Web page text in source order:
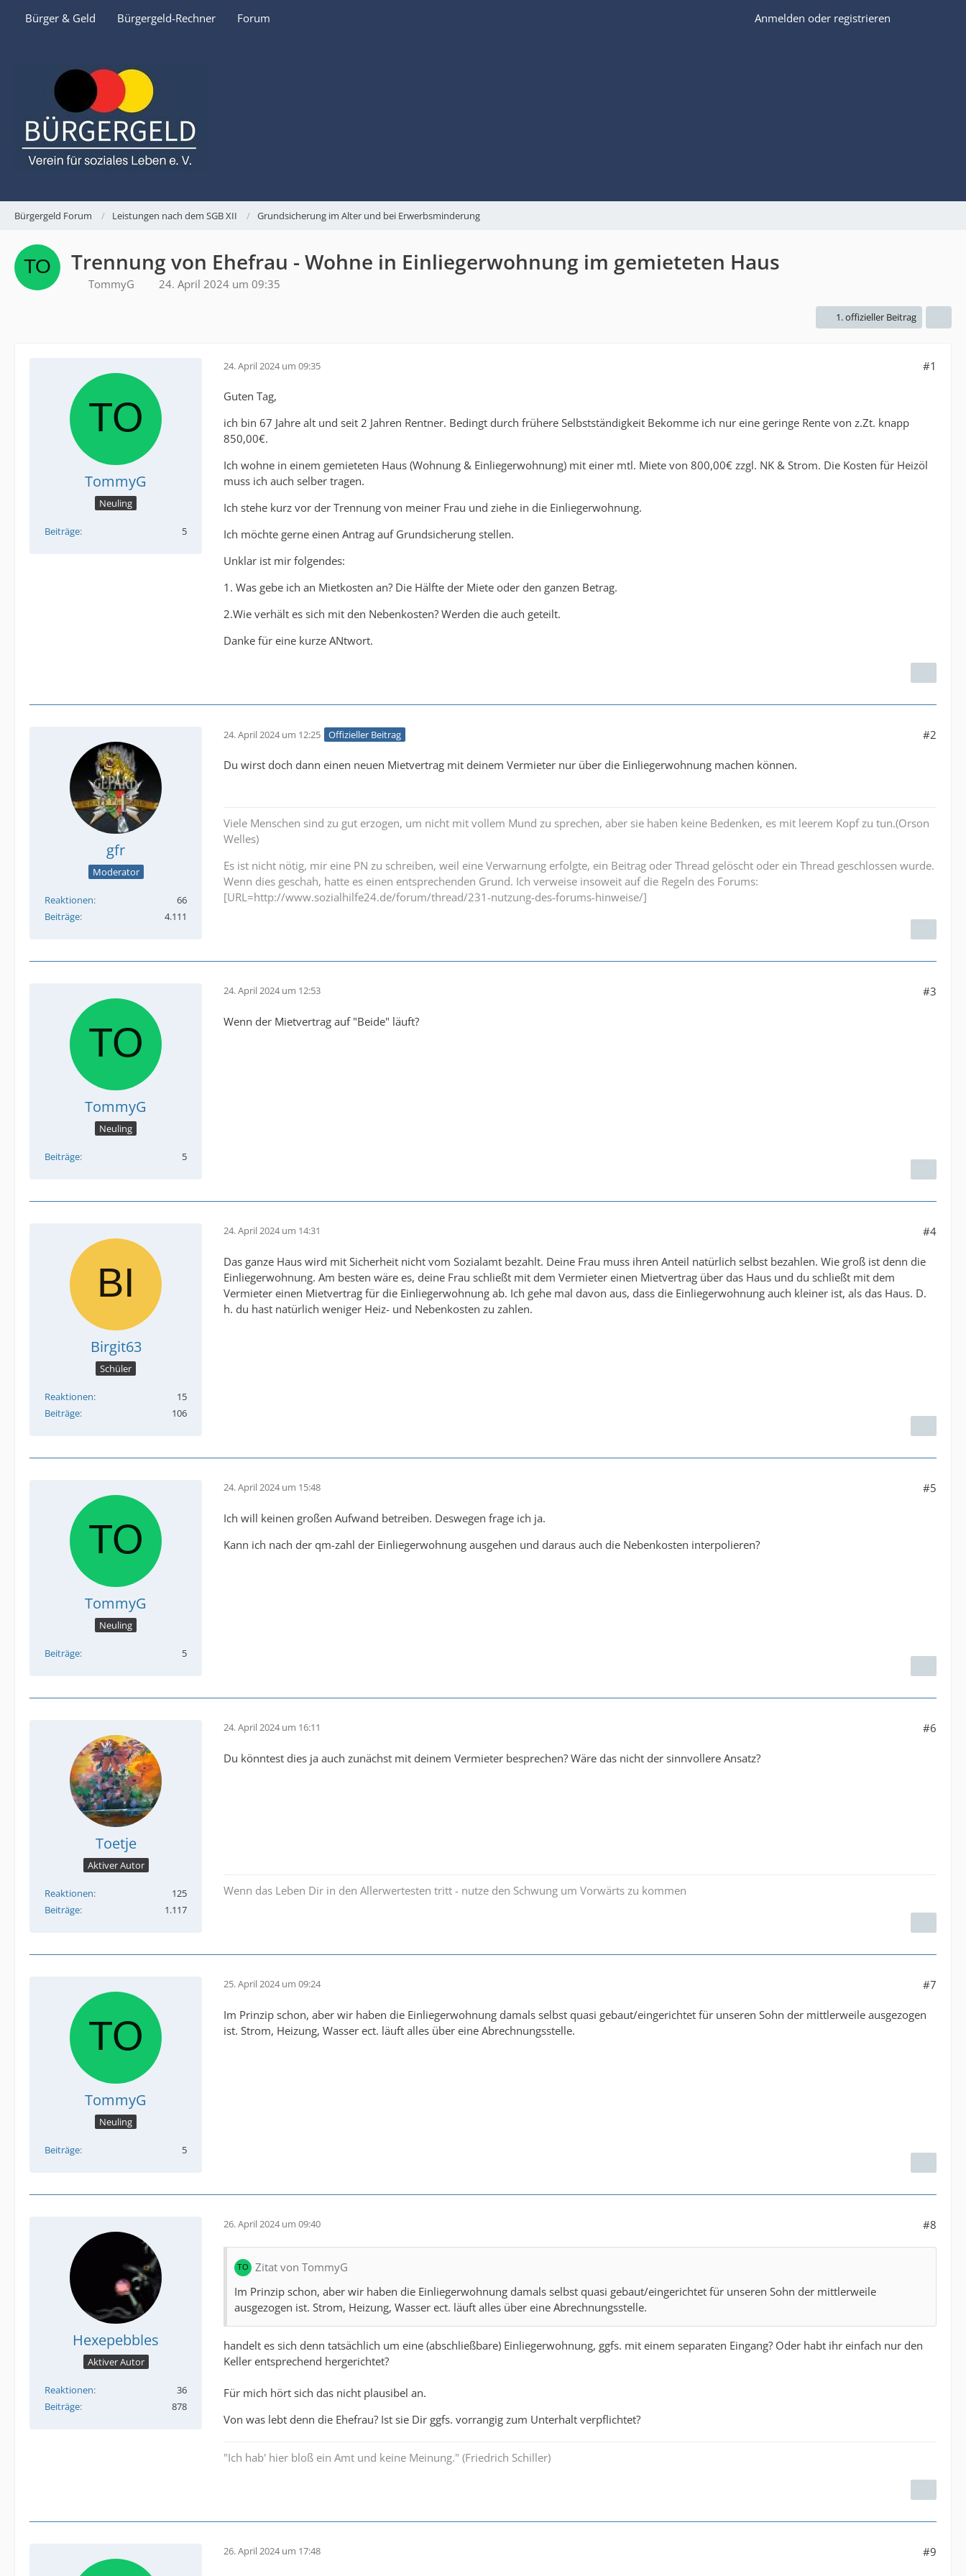
Bürger & Geld Bürgergeld-Rechner Forum Anmelden oder registrieren
Bürgergeld Forum Leistungen nach dem SGB XII Grundsicherung im Alter und bei Erwerbsminderung
Trennung von Ehefrau - Wohne in Einliegerwohnung im gemieteten Haus
TommyG 24. April 2024 um 09:35
1. offizieller Beitrag
TommyG
Neuling
Beiträge 5
24. April 2024 um 09:35 #1
Guten Tag,
ich bin 67 Jahre alt und seit 2 Jahren Rentner. Bedingt durch frühere Selbstständigkeit Bekomme ich nur eine geringe Rente von z.Zt. knapp
850,00€.
Ich wohne in einem gemieteten Haus (Wohnung & Einliegerwohnung) mit einer mtl. Miete von 800,00€ zzgl. NK & Strom. Die Kosten für Heizöl
muss ich auch selber tragen.
Ich stehe kurz vor der Trennung von meiner Frau und ziehe in die Einliegerwohnung.
Ich möchte gerne einen Antrag auf Grundsicherung stellen.
Unklar ist mir folgendes:
1. Was gebe ich an Mietkosten an? Die Hälfte der Miete oder den ganzen Betrag.
2.Wie verhält es sich mit den Nebenkosten? Werden die auch geteilt.
Danke für eine kurze ANtwort.
gfr
Moderator
Reaktionen
66
Beiträge
4.111
24. April 2024 um 12:25 Offizieller Beitrag #2
Du wirst doch dann einen neuen Mietvertrag mit deinem Vermieter nur über die Einliegerwohnung machen können.
Viele Menschen sind zu gut erzogen, um nicht mit vollem Mund zu sprechen, aber sie haben keine Bedenken, es mit leerem Kopf zu tun.(Orson
Welles)
Es ist nicht nötig, mir eine PN zu schreiben, weil eine Verwarnung erfolgte, ein Beitrag oder Thread gelöscht oder ein Thread geschlossen wurde.
Wenn dies geschah, hatte es einen entsprechenden Grund. Ich verweise insoweit auf die Regeln des Forums:
[URL=http://www.sozialhilfe24.de/forum/thread/231-nutzung-des-forums-hinweise/]
TommyG
Neuling
Beiträge 5
24. April 2024 um 12:53 #3
Wenn der Mietvertrag auf "Beide" läuft?
Birgit63
Schüler
Reaktionen
15
Beiträge
106
24. April 2024 um 14:31 #4
Das ganze Haus wird mit Sicherheit nicht vom Sozialamt bezahlt. Deine Frau muss ihren Anteil natürlich selbst bezahlen. Wie groß ist denn die
Einliegerwohnung. Am besten wäre es, deine Frau schließt mit dem Vermieter einen Mietvertrag über das Haus und du schließt mit dem
Vermieter einen Mietvertrag für die Einliegerwohnung ab. Ich gehe mal davon aus, dass die Einliegerwohnung auch kleiner ist, als das Haus. D.
h. du hast natürlich weniger Heiz- und Nebenkosten zu zahlen.
TommyG
Neuling
Beiträge 5
24. April 2024 um 15:48 #5
Ich will keinen großen Aufwand betreiben. Deswegen frage ich ja.
Kann ich nach der qm-zahl der Einliegerwohnung ausgehen und daraus auch die Nebenkosten interpolieren?
Toetje
Aktiver Autor
Reaktionen
125
Beiträge
1.117
24. April 2024 um 16:11 #6
Du könntest dies ja auch zunächst mit deinem Vermieter besprechen? Wäre das nicht der sinnvollere Ansatz?
Wenn das Leben Dir in den Allerwertesten tritt - nutze den Schwung um Vorwärts zu kommen
TommyG
Neuling
Beiträge 5
25. April 2024 um 09:24 #7
Im Prinzip schon, aber wir haben die Einliegerwohnung damals selbst quasi gebaut/eingerichtet für unseren Sohn der mittlerweile ausgezogen
ist. Strom, Heizung, Wasser ect. läuft alles über eine Abrechnungsstelle.
Hexepebbles
Aktiver Autor
Reaktionen
36
Beiträge
878
26. April 2024 um 09:40 #8
Zitat von TommyG
Im Prinzip schon, aber wir haben die Einliegerwohnung damals selbst quasi gebaut/eingerichtet für unseren Sohn der mittlerweile
ausgezogen ist. Strom, Heizung, Wasser ect. läuft alles über eine Abrechnungsstelle.
handelt es sich denn tatsächlich um eine (abschließbare) Einliegerwohnung, ggfs. mit einem separaten Eingang? Oder habt ihr einfach nur den
Keller entsprechend hergerichtet?
Für mich hört sich das nicht plausibel an.
Von was lebt denn die Ehefrau? Ist sie Dir ggfs. vorrangig zum Unterhalt verpflichtet?
"Ich hab' hier bloß ein Amt und keine Meinung." (Friedrich Schiller)
26. April 2024 um 17:48 #9